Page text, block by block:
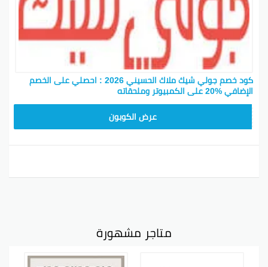
كود خصم جولي شيك ملاك الحسيني 2026 : احصلي على الخصم
الإضافي %20 على الكمبيوتر وملحقاته
عرض الكوبون
متاجر مشهورة